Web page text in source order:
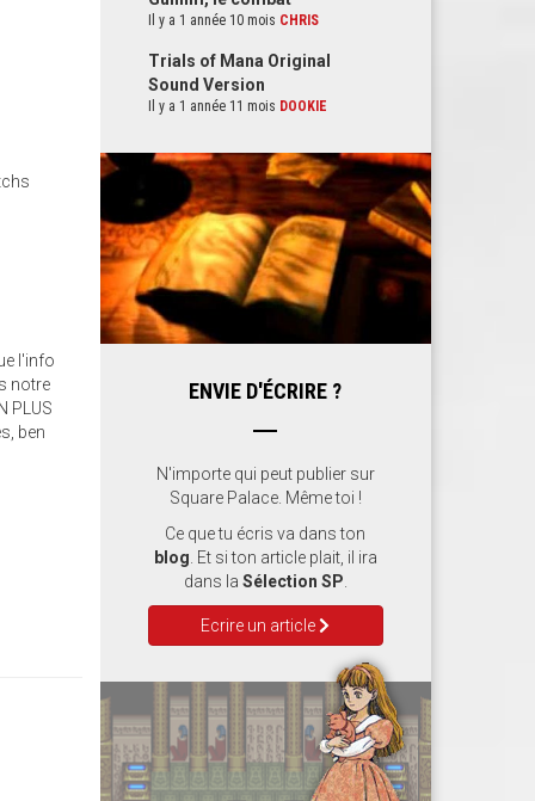
l'info
notre
PLUS
ben
Il y a 1 année 10 mois CHRIS
Trials of Mana Original
Sound Version
Il y a 1 année 11 mois DOOKIE
ENVIE D'ÉCRIRE ?
N'importe qui peut publier sur
Square Palace. Même toi !
Ce que tu écris va dans ton
blog . Et si ton article plait, il ira
dans la Sélection SP
Ecrire un article